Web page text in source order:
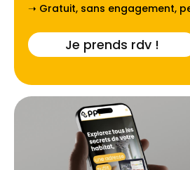
➝ Gratuit, sans engagement,
Je prends rdv !